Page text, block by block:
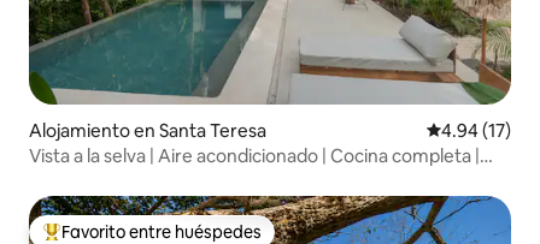
Alojamiento en Santa Teresa Calificación
4.94 (17)
Vista a la selva | Aire acondicionado | Cocina completa |
Favorito entre huéspedes